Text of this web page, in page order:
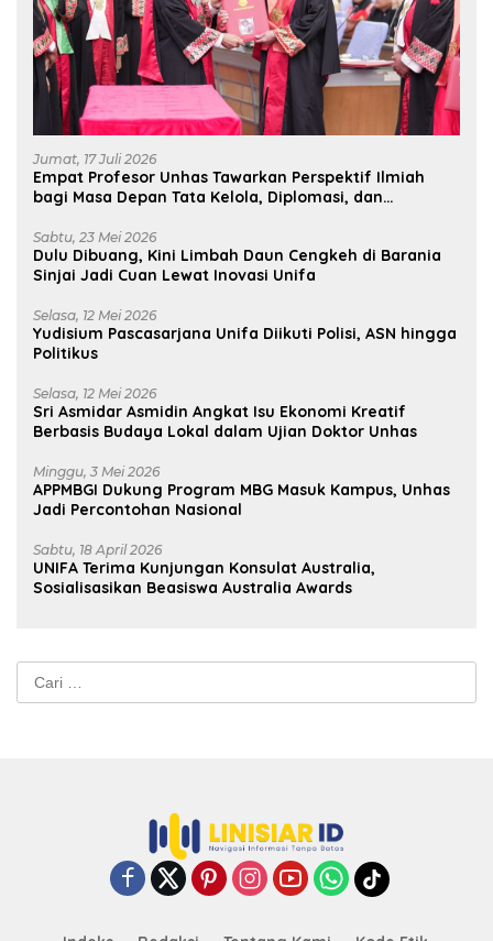
Jumat, 17 Juli 2026
Empat Profesor Unhas Tawarkan Perspektif Ilmiah
bagi Masa Depan Tata Kelola, Diplomasi, dan
Sabtu, 23 Mei 2026
Dulu Dibuang, Kini Limbah Daun Cengkeh di Barania
Sinjai Jadi Cuan Lewat Inovasi Unifa
Selasa, 12 Mei 2026
Yudisium Pascasarjana Unifa Diikuti Polisi, ASN hingga
Politikus
Selasa, 12 Mei 2026
Sri Asmidar Asmidin Angkat Isu Ekonomi Kreatif
Berbasis Budaya Lokal dalam Ujian Doktor Unhas
Minggu, 3 Mei 2026
APPMBGI Dukung Program MBG Masuk Kampus, Unhas
Jadi Percontohan Nasional
Sabtu, 18 April 2026
UNIFA Terima Kunjungan Konsulat Australia,
Sosialisasikan Beasiswa Australia Awards
Cari
untuk: